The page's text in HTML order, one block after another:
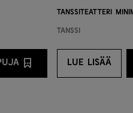
LIPPUJA
Tanssiteatteri
Tanssi
LUE LISÄÄ
LUE LISÄÄ